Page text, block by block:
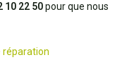
10 22 50pour que nous
réparation